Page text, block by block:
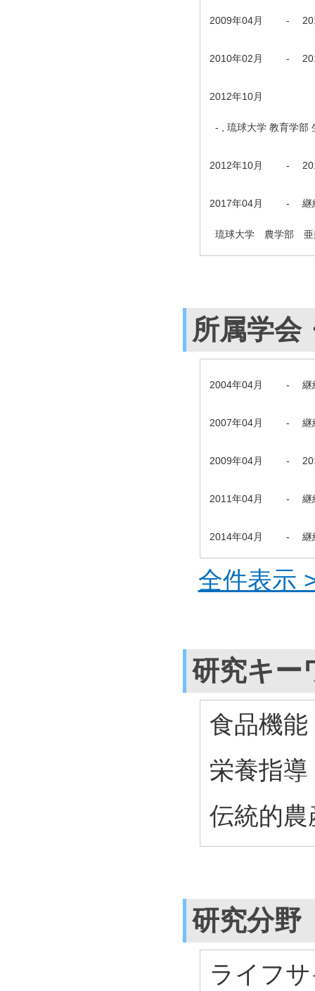
2009年04月 -
2010年02月 -
2012年10月
- , 琉球大学 教育学部
2012年10月 -
2017年04月 - 継
琉球大学 農学部 亜
所属学会
2004年04月 - 継
2007年04月 - 継
2009年04月 -
2011年04月 - 継
2014年04月 - 継
全件表示
研究キー
食品機能
栄養指導
伝統的
研究分野
ライフ